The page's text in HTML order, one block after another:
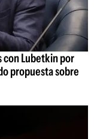
con Lubetkin por
propuesta sobre